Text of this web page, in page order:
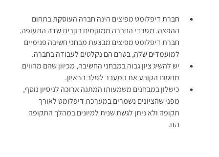
חברת דיפלומט מפיצים הינה חברה העוסקת בתחום
ההפצה. משרדי החברה ממוקמים בקרית שדה התעופה.
חברת דיפלומט מפיצים מבצעת מבחני חשיבה פנימיים
למועמדים שלה, בטרם הם נקלטים לעבודה בחברה.
יש להשיג ציון גבוה במבחני החשיבה, מכיוון שהם מהווים
מחסום הקובע את המעבר לשלב הראיון.
כישלון במבחנים משמעותו המתנה ארוכה לניסיון נוסף,
מפני שהציונים נשמרים במערכת דיפלומט לאורך
תקופה ולא ניתן לגשת שנית למיונים במהלך התקופה
הזו.